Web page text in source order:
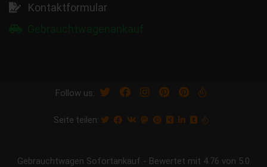
Kontaktformular
Follow us:
Seite teilen:
Gebrauchtwagen Sofortankauf - Bewertet mit 4.76 von 5.0